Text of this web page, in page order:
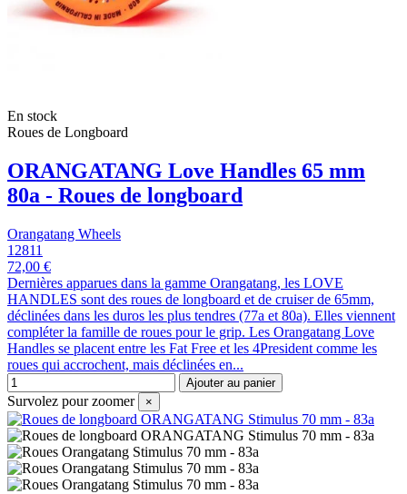
En stock
Roues de Longboard
ORANGATANG Love Handles 65 mm
80a - Roues de longboard
Orangatang Wheels
12811
72,00 €
Dernières apparues dans la gamme Orangatang, les LOVE
HANDLES sont des roues de longboard et de cruiser de 65mm,
déclinées dans les duros les plus tendres (77a et 80a). Elles viennent
compléter la famille de roues pour le grip. Les Orangatang Love
Handles se placent entre les Fat Free et les 4President comme les
roues qui accrochent, mais déclinées en...
Ajouter au panier
Survolez pour zoomer ×